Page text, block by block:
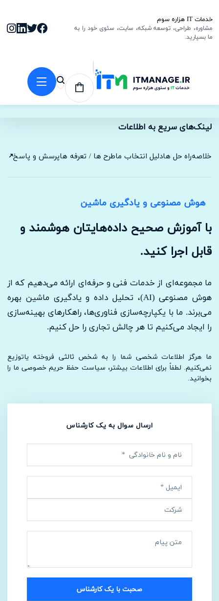
خدمات IT هزاره سوم
مشاوره، طراحی، توسعه شبکه، سایت، سئوی خود را به
ما بسپارید.
لینک‌های سریع به اطلاعات
خلاصهراه حل هادلیل انتخاب ماطرح ها / تعرفه هاپرسش و پاسخ
هوش مصنوعی و یادگیری ماشین
با آموزش صحیح داده‌هایتان هوشمند و
قابل اجرا کنید.
ما مجموعه‌ای از خدمات فنی و حرفه‌ای ارائه می‌دهیم که از
هوش مصنوعی (AI)، تحلیل داده و یادگیری ماشین بهره
می‌برند. ما با یکپارچه‌سازی فناوری‌ها، راهکارهای بهینه‌سازی
را ایجاد می‌کنیم تا هر چالش تجاری را حل کنیم.
ما هرگز اطلاعات شخصی شما را به شخص ثالثی فروخته یاتوزیع
نمی‌کنیم. لطفاً برای اطلاعات بیشتر، سیاست حفظ حریم خصوصی ما را
بخوانید.
ارسال سوال به یک کارشناس